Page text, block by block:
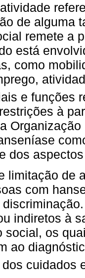
de alguma
remete a
está
como
e funções
à
dos
limitação de
com
indiretos à
social, os
ao
cuidados